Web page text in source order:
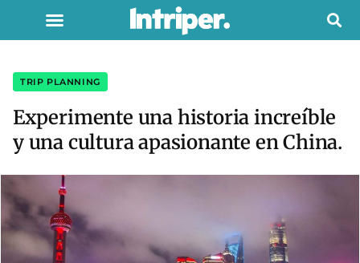
TRIP PLANNING
Experimente una historia increíble
y una cultura apasionante en China.